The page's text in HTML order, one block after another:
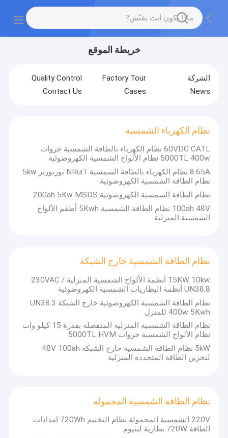
خريطة الموقع
الشركة Factory Tour
Quality Control
News
Cases
Contact Us
نظام الكهرباء الشمسية
60VDC CATL نظام الكهرباء بالطاقة الشمسية جروات
5000TL 400w نظام الألواح الشمسية الكهروضوئية
8.65A نظام الكهرباء بالطاقة الشمسية NRuiT بوربورتر 5kw
نظام الطاقة الشمسية الكهروضوئية
نظام الطاقة الشمسية الكهروضوئية 200ah 5Kw MSDS
100ah 48V نظام الطاقة الشمسية 5Kwh أطقم الألواح
الشمسية المنزلية
نظام الطاقة الشمسية خارج الشبكة
15KW 10kw أنظمة الألواح الشمسية المنزلية / 230VAC
UN38.8 أنظمة البطاريات الشمسية الكهروضوئية
نظام الطاقة الشمسية الكهروضوئية خارج الشبكة UN38.3
400w 5Kwh للمنزل
نظام الطاقة الشمسية المنزلية المنفصلة بقدرة 15 كيلو وات
نظام الألواح الشمسية جروات 5000TL HVM
5kW نظام الطاقة الشمسية خارج الشبكة 48V 100ah
لتخزين الطاقة المتجددة المنزلية
نظام الطاقة الشمسية المحمولة
220V الشمسية المحمولة نظام التخييم 720Wh امدادات
الطاقة 720W بطارية ليثيوم